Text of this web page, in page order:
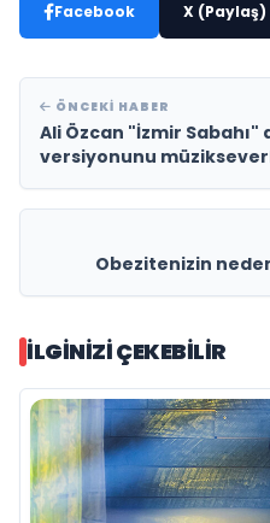
Facebook X (Paylaş)
ÖNCEKI HABER
Ali Özcan "İzmir Sabahı"
versiyonunu
Obezitenizin
İLGINIZI ÇEKEBILIR